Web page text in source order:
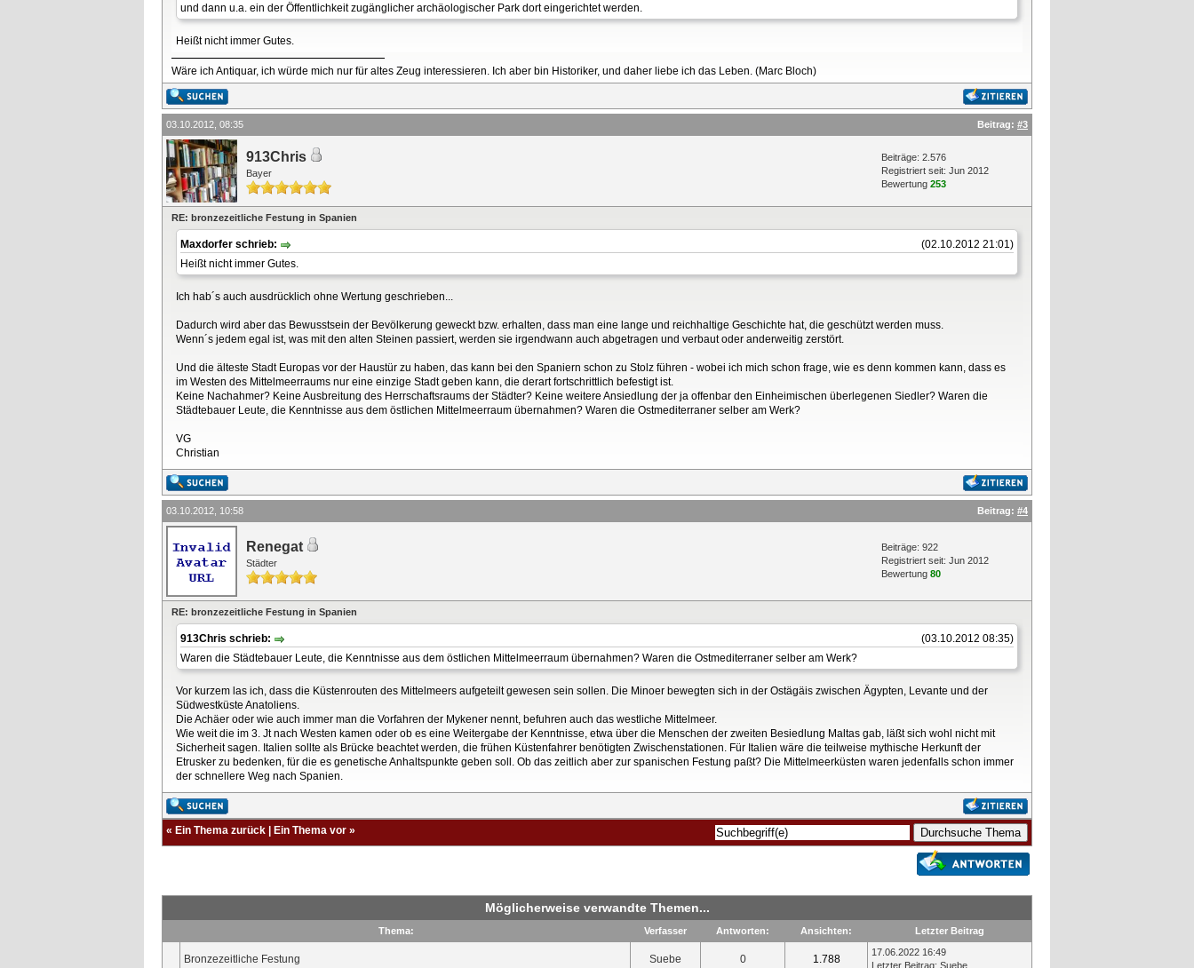
und dann u.a. ein der Öffentlichkeit zugänglicher archäologischer Park dort eingerichtet werden.
Heißt nicht immer Gutes.
Wäre ich Antiquar, ich würde mich nur für altes Zeug interessieren. Ich aber bin Historiker, und daher liebe ich das Leben. (Marc Bloch)
03.10.2012, 08:35 Beitrag: #3
913Chris
Bayer
Beiträge: 2.576
Registriert seit: Jun 2012
Bewertung 253
RE: bronzezeitliche Festung in Spanien
(02.10.2012 21:01)
Maxdorfer schrieb:
Heißt nicht immer Gutes.
Ich hab´s auch ausdrücklich ohne Wertung geschrieben...
Dadurch wird aber das Bewusstsein der Bevölkerung geweckt bzw. erhalten, dass man eine lange und reichhaltige Geschichte hat, die geschützt werden muss.
Wenn´s jedem egal ist, was mit den alten Steinen passiert, werden sie irgendwann auch abgetragen und verbaut oder anderweitig zerstört.
Und die älteste Stadt Europas vor der Haustür zu haben, das kann bei den Spaniern schon zu Stolz führen - wobei ich mich schon frage, wie es denn kommen kann, dass es
im Westen des Mittelmeerraums nur eine einzige Stadt geben kann, die derart fortschrittlich befestigt ist.
Keine Nachahmer? Keine Ausbreitung des Herrschaftsraums der Städter? Keine weitere Ansiedlung der ja offenbar den Einheimischen überlegenen Siedler? Waren die
Städtebauer Leute, die Kenntnisse aus dem östlichen Mittelmeerraum übernahmen? Waren die Ostmediterraner selber am Werk?
VG
Christian
03.10.2012, 10:58 Beitrag: #4
Renegat
Städter
Beiträge: 922
Registriert seit: Jun 2012
Bewertung 80
RE: bronzezeitliche Festung in Spanien
(03.10.2012 08:35)
913Chris schrieb:
Waren die Städtebauer Leute, die Kenntnisse aus dem östlichen Mittelmeerraum übernahmen? Waren die Ostmediterraner selber am Werk?
Vor kurzem las ich, dass die Küstenrouten des Mittelmeers aufgeteilt gewesen sein sollen. Die Minoer bewegten sich in der Ostägäis zwischen Ägypten, Levante und der
Südwestküste Anatoliens.
Die Achäer oder wie auch immer man die Vorfahren der Mykener nennt, befuhren auch das westliche Mittelmeer.
Wie weit die im 3. Jt nach Westen kamen oder ob es eine Weitergabe der Kenntnisse, etwa über die Menschen der zweiten Besiedlung Maltas gab, läßt sich wohl nicht mit
Sicherheit sagen. Italien sollte als Brücke beachtet werden, die frühen Küstenfahrer benötigten Zwischenstationen. Für Italien wäre die teilweise mythische Herkunft der
Etrusker zu bedenken, für die es genetische Anhaltspunkte geben soll. Ob das zeitlich aber zur spanischen Festung paßt? Die Mittelmeerküsten waren jedenfalls schon immer
der schnellere Weg nach Spanien.
« Ein Thema zurück Ein Thema vor »
Möglicherweise verwandte Themen...
Thema: Verfasser Antworten: Ansichten: Letzter Beitrag
Bronzezeitliche Festung Suebe 0 1.788
17.06.2022 16:49
Letzter Beitrag: Suebe